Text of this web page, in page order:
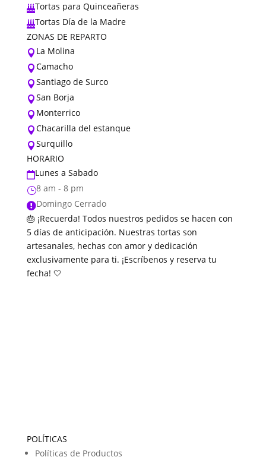
Tortas para Quinceañeras
Tortas Día de la Madre
ZONAS DE REPARTO
 La Molina
Camacho
Santiago de Surco
San Borja
 Monterrico
Chacarilla del estanque
Surquillo
HORARIO
Lunes a Sabado
}8 am - 8 pm
Domingo Cerrado
🎂 ¡Recuerda! Todos nuestros pedidos se hacen con
5 días de anticipación. Nuestras tortas son
artesanales, hechas con amor y dedicación
exclusivamente para ti. ¡Escríbenos y reserva tu
fecha! 🤍
POLÍTICAS
Políticas de Productos